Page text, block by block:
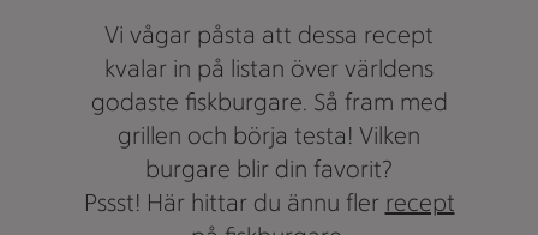
Vi vågar påsta att dessa recept
kvalar in på listan över världens
godaste fiskburgare. Så fram med
grillen och börja testa! Vilken
burgare blir din favorit?
Pssst! Här hittar du ännu fler recept